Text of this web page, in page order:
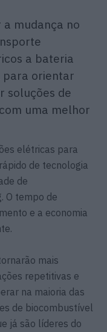
mudança no
a bateria
orientar
soluções de
uma melhor
elétricas para
de tecnologia
de
O tempo de
e a economia
mais
repetitivas e
na maioria das
de biocombustível
já são líderes do